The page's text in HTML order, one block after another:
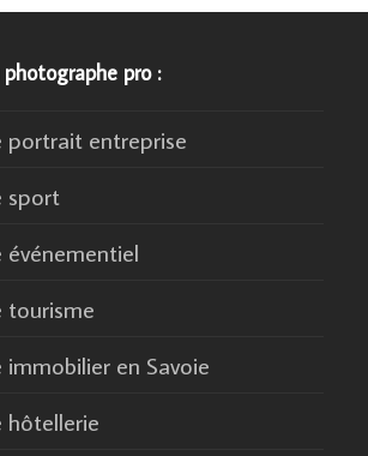
pro :
portrait entreprise
sport
tourisme
en Savoie
hôtellerie